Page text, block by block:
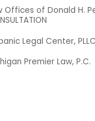
Offices of Donald H.
Legal Center, PLLC
Premier Law, P.C.